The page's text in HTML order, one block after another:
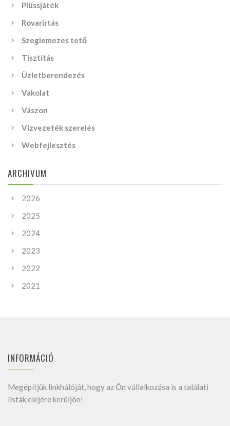
Plüssjáték
Rovarirtás
Szeglemezes tető
Tisztítás
Üzletberendezés
Vakolat
Vászon
Vízvezeték szerelés
Webfejlesztés
ARCHIVUM
2026
2025
2024
2023
2022
2021
INFORMÁCIÓ
Megépítjük linkhálóját, hogy az Ön vállalkozása is a találati
listák elejére kerüljön!